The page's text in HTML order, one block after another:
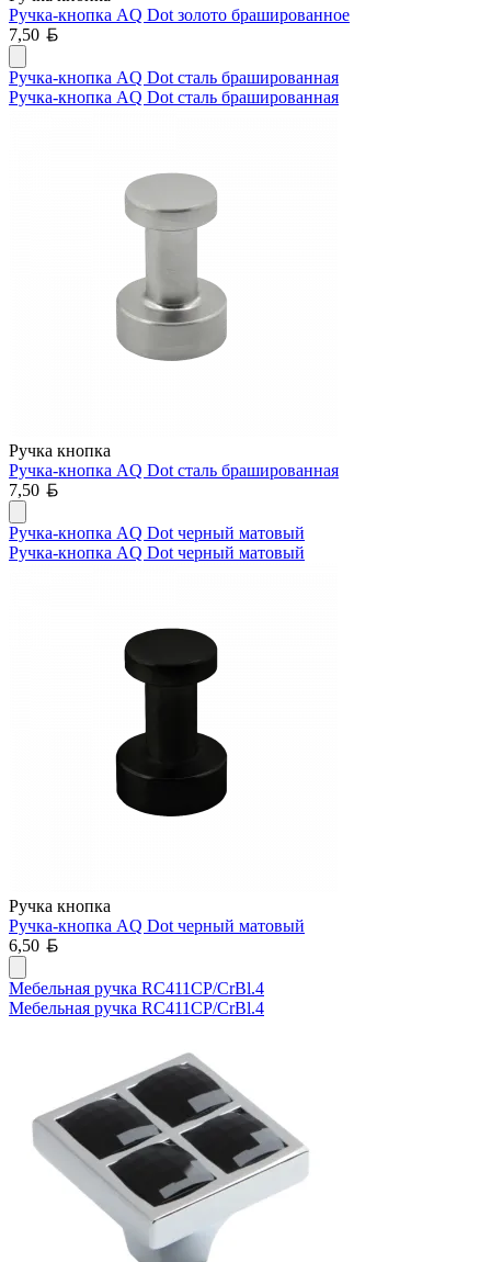
Ручка-кнопка AQ Dot золото брашированное
7,50
Ручка-кнопка AQ Dot сталь брашированная
Ручка-кнопка AQ Dot сталь брашированная
Ручка кнопка
Ручка-кнопка AQ Dot сталь брашированная
7,50
Ручка-кнопка AQ Dot черный матовый
Ручка-кнопка AQ Dot черный матовый
Ручка кнопка
Ручка-кнопка AQ Dot черный матовый
6,50
Мебельная ручка RC411CP/CrBl.4
Мебельная ручка RC411CP/CrBl.4